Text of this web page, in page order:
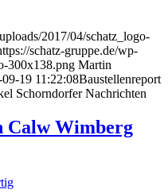
2017/04/schatz_logo-
schatz-gruppe.de/wp-
300x138.png Martin
09-19 11:22:08Baustellenreport
Schorndorfer Nachrichten
Calw Wimberg